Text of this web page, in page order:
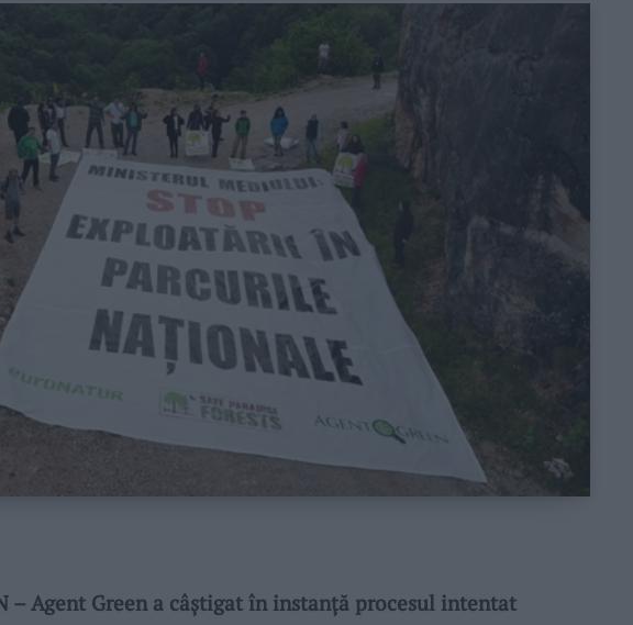
– Agent Green a câştigat în instanţă procesul intentat